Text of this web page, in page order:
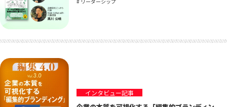
インタビュー記事